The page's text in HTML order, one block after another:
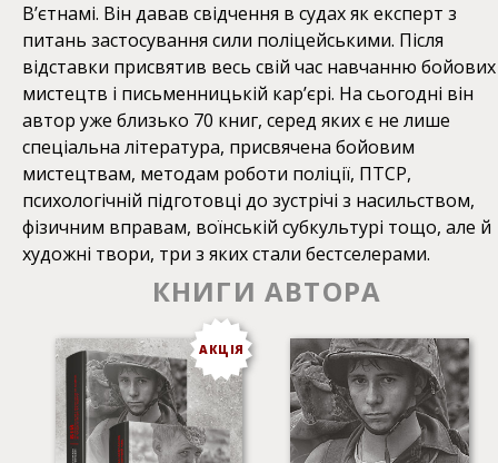
В’єтнамі. Він давав свідчення в судах як експерт з
питань застосування сили поліцейськими. Після
відставки присвятив весь свій час навчанню бойових
мистецтв і письменницькій кар’єрі. На сьогодні він
автор уже близько 70 книг, серед яких є не лише
спеціальна література, присвячена бойовим
мистецтвам, методам роботи поліції, ПТСР,
психологічній підготовці до зустрічі з насильством,
фізичним вправам, воїнській субкультурі тощо, але й
художні твори, три з яких стали бестселерами.
КНИГИ АВТОРА
АКЦІЯ